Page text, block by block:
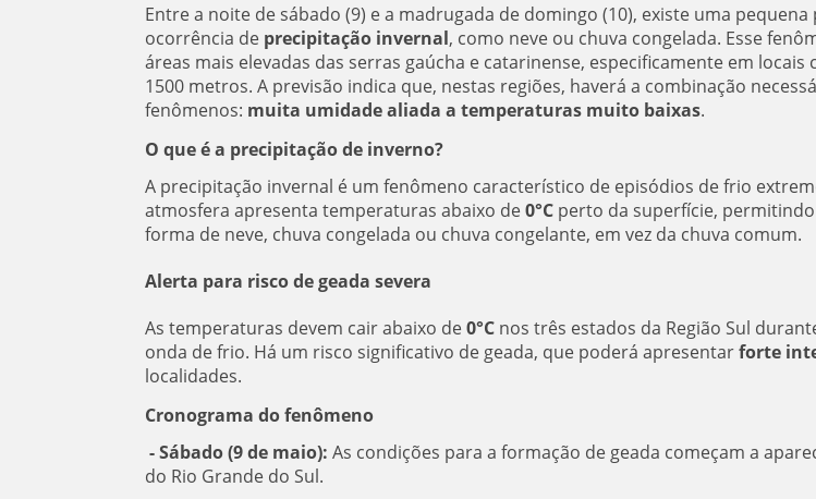
Entre a noite de sábado (9) e a madrugada de domingo (10), existe uma
ocorrência de precipitação invernal, como neve ou chuva congelada. Esse
áreas mais elevadas das serras gaúcha e catarinense, especificamente em
1500 metros. A previsão indica que, nestas regiões, haverá a combinação
fenômenos: muita umidade aliada a temperaturas muito baixas.
O que é a precipitação de inverno?
A precipitação invernal é um fenômeno característico de episódios de frio
atmosfera apresenta temperaturas abaixo de0°Cperto da superfície, permitindo
forma de neve, chuva congelada ou chuva congelante, em vez da chuva comum.
Alerta para risco de geada severa
As temperaturas devem cair abaixo de0°Cnos três estados da Região Sul
onda de frio. Há um risco significativo de geada, que poderá apresentarforte
localidades.
Cronograma do fenômeno
- Sábado (9 de maio): As condições para a formação de geada começam a
do Rio Grande do Sul.